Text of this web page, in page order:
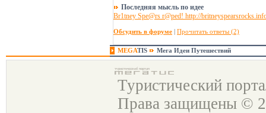
Последняя мысль по идее
Br1tney Spe@rs r@ped! http://
Обсудить в форуме | Прочитать ответы (2)
MEGATIS Мега Идеи Путешествий
Туристический
Права защищены ©